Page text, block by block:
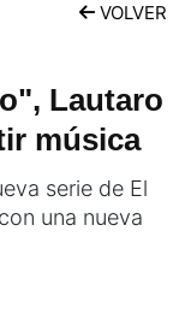
VOLVER
Lautaro
música
serie de El
una nueva